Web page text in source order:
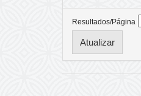
Resultados/Página